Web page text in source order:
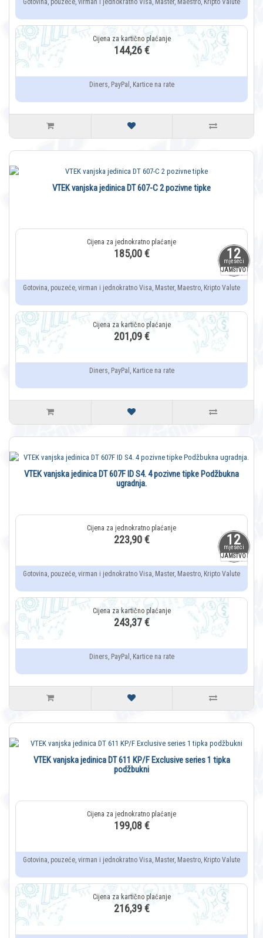
Gotovina, pouzeće, virman i jednokratno Visa, Master, Maestro, Kripto Valute
144,26 €
Diners, PayPal, Kartice na rate
12
mjeseci
JAMSTVO
VTEK vanjska jedinica DT 607-C 2 pozivne tipke
185,00 €
Gotovina, pouzeće, virman i jednokratno Visa, Master, Maestro, Kripto Valute
201,09 €
Diners, PayPal, Kartice na rate
12
mjeseci
JAMSTVO
VTEK vanjska jedinica DT 607F ID S4. 4 pozivne tipke Podžbukna
ugradnja.
223,90 €
Gotovina, pouzeće, virman i jednokratno Visa, Master, Maestro, Kripto Valute
243,37 €
Diners, PayPal, Kartice na rate
VTEK vanjska jedinica DT 611 KP/F Exclusive series 1 tipka
podžbukni
199,08 €
Gotovina, pouzeće, virman i jednokratno Visa, Master, Maestro, Kripto Valute
216,39 €